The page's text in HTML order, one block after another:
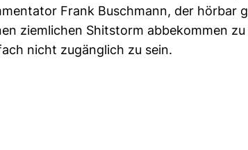
Frank Buschmann, der
ziemlichen Shitstorm abbekommen
nicht zugänglich zu sein.